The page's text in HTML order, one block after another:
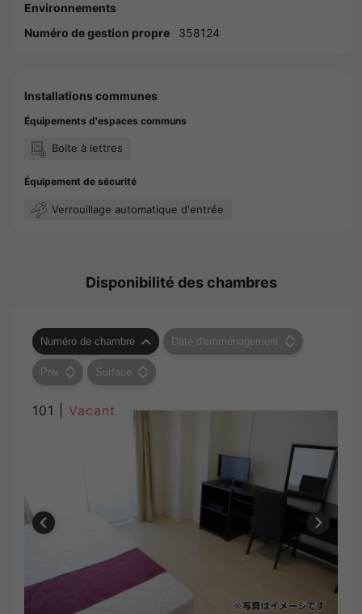
Environnements
Numéro de gestion propre
358124
Installations communes
Équipements d'espaces communs
Boite à lettres
Équipement de sécurité
Verrouillage automatique d'entrée
Disponibilité des chambres
Numéro de chambre Date d'emménagement
Prix Surface
101 | Vacant